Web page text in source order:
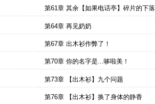
第61章 其余【如果电话亭】碎片的下落
第64章 再见奶奶
第67章 出木衫作弊了！
第70章 你的名字是...哆啦美！
第73章 【出木衫】九个问题
第76章 【出木衫】换了身体的静香